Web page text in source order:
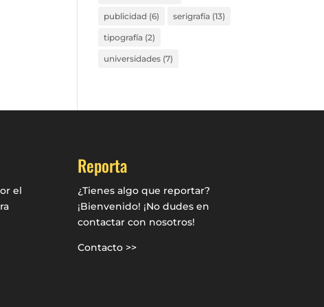
publicidad (6) serigrafía (13)
tipografía (2)
universidades (7)
el
Reporta
¿Tienes algo que reportar?
¡Bienvenido! ¡No dudes en
contactar con nosotros!
Contacto >>